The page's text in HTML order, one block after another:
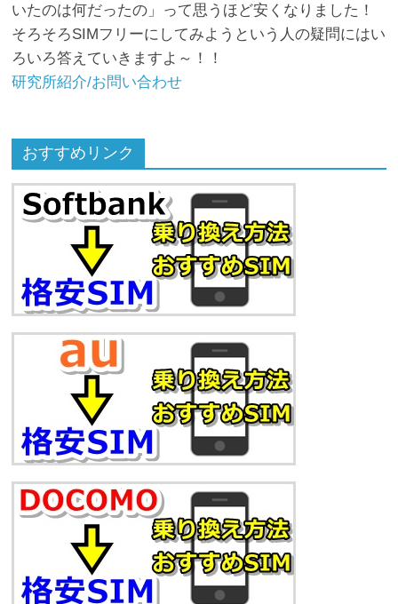
いたのは何だったの」って思うほど安くなりました！
そろそろSIMフリーにしてみようという人の疑問にはい
ろいろ答えていきますよ～！！
研究所紹介/お問い合わせ
おすすめリンク